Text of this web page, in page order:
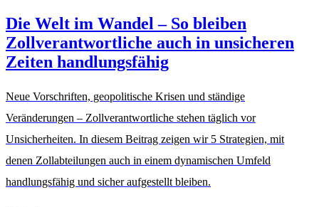
Die Welt im Wandel – So bleiben
Zollverantwortliche auch in unsicheren
Zeiten handlungsfähig
Neue Vorschriften, geopolitische Krisen und ständige
Veränderungen – Zollverantwortliche stehen täglich vor
Unsicherheiten. In diesem Beitrag zeigen wir 5 Strategien, mit
denen Zollabteilungen auch in einem dynamischen Umfeld
handlungsfähig und sicher aufgestellt bleiben.